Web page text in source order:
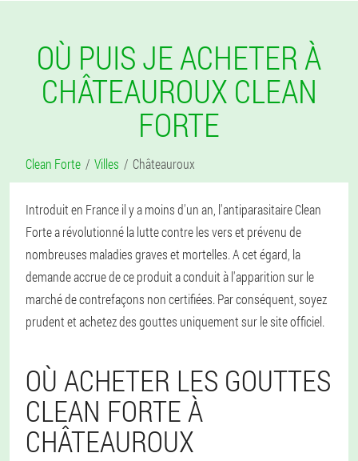
OÙ PUIS JE ACHETER À
CHÂTEAUROUX CLEAN
FORTE
Clean Forte Villes Châteauroux
Introduit en France il y a moins d'un an, l'antiparasitaire Clean
Forte a révolutionné la lutte contre les vers et prévenu de
nombreuses maladies graves et mortelles. A cet égard, la
demande accrue de ce produit a conduit à l'apparition sur le
marché de contrefaçons non certifiées. Par conséquent, soyez
prudent et achetez des gouttes uniquement sur le site officiel.
OÙ ACHETER LES GOUTTES
CLEAN FORTE À
CHÂTEAUROUX